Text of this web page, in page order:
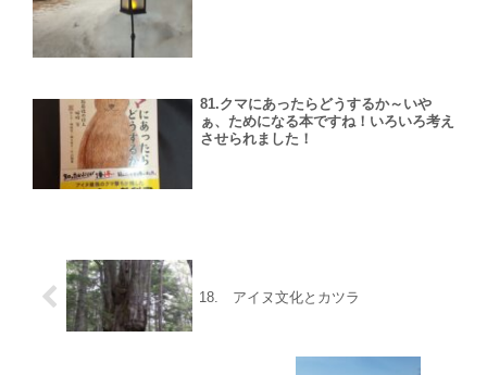
81.クマにあったらどうするか～いや
ぁ、ためになる本ですね！いろいろ考え
させられました！
18. アイヌ文化とカツラ